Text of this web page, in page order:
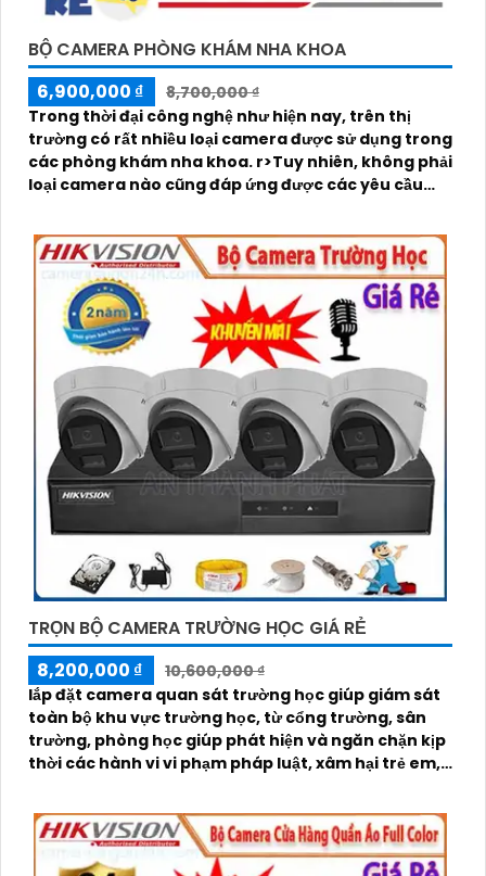
BỘ CAMERA PHÒNG KHÁM NHA KHOA
6,900,000 ₫
8,700,000 ₫
Trong thời đại công nghệ như hiện nay, trên thị
trường có rất nhiều loại camera được sử dụng trong
các phòng khám nha khoa. r>Tuy nhiên, không phải
loại camera nào cũng đáp ứng được các yêu cầu
TRỌN BỘ CAMERA TRƯỜNG HỌC GIÁ RẺ
8,200,000 ₫
10,600,000 ₫
lắp đặt camera quan sát trường học giúp giám sát
toàn bộ khu vực trường học, từ cổng trường, sân
trường, phòng học giúp phát hiện và ngăn chặn kịp
thời các hành vi vi phạm pháp luật, xâm hại trẻ em,